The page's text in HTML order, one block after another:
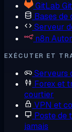
GitLab
Bases de
Serveur
n8n
EXÉCUTER ET
Serveurs
Forex et
courtier
VPN et
Poste de
jamais